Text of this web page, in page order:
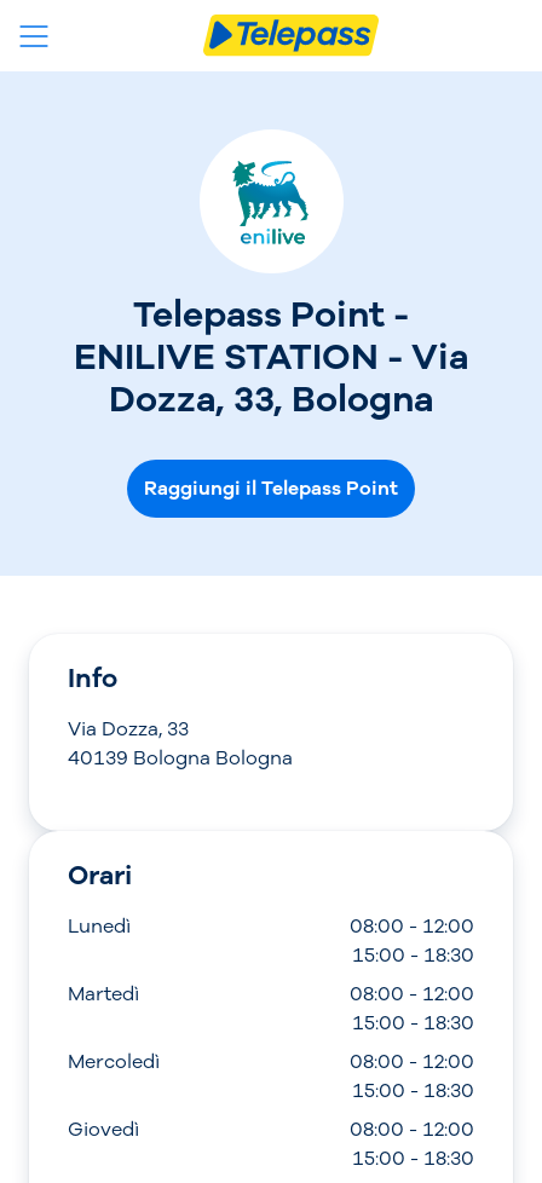
Telepass Point -
ENILIVE STATION - Via
Dozza, 33, Bologna
Raggiungi il Telepass Point
Info
Via Dozza, 33
40139 Bologna Bologna
Orari
Lunedì
08:00 - 12:00
15:00 - 18:30
Martedì
08:00 - 12:00
15:00 - 18:30
Mercoledì
08:00 - 12:00
15:00 - 18:30
Giovedì
08:00 - 12:00
15:00 - 18:30